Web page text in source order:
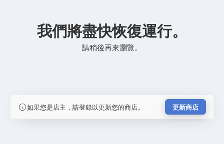
我們將盡快恢復運行。
請稍後再來瀏覽。
如果您是店主，請登錄以更新您的商店。 更新商店